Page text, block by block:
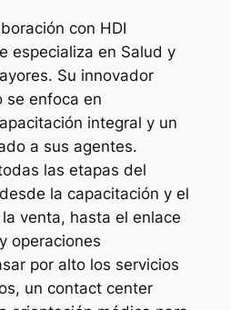
con HDI
especializa en Salud y
Su innovador
se enfoca en
integral y un
a sus agentes.
las etapas del
la capacitación y el
venta, hasta el enlace
operaciones
por alto los servicios
un contact center